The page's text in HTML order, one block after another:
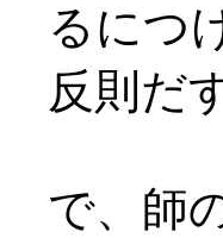
るにつ
反則だ
で、師